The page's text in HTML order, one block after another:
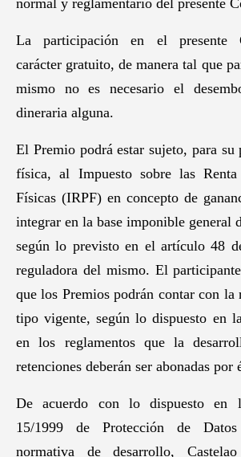
normal y reglamentario del presente
La participación en el presente
carácter gratuito, de manera tal que
mismo no es necesario el
dineraria alguna.
El Premio podrá estar sujeto, para su
física, al Impuesto sobre las Renta
Físicas (IRPF) en concepto de
integrar en la base imponible general
según lo previsto en el artículo 48
reguladora del mismo. El
que los Premios podrán contar con
tipo vigente, según lo dispuesto en
en los reglamentos que la
retenciones deberán ser abonadas por
De acuerdo con lo dispuesto en
15/1999 de Protección de
normativa de desarrollo,